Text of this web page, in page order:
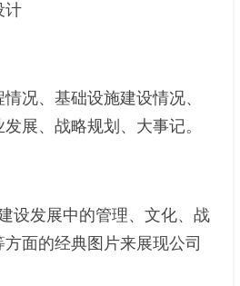
计
况、基础设施建设情况、
展、战略规划、大事记。
设发展中的管理、文化、战
面的经典图片来展现公司